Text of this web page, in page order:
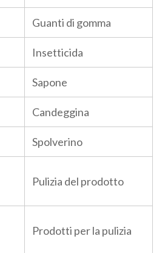
Guanti di gomma
Insetticida
Sapone
Candeggina
Spolverino
Pulizia del prodotto
Prodotti per la pulizia